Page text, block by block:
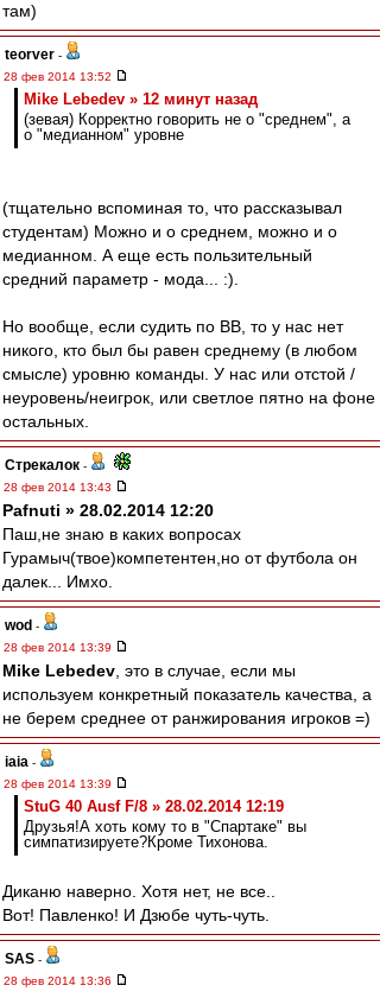
там)
teorver -
28 фев 2014 13:52
Mike Lebedev » 12 минут назад
(зевая) Корректно говорить не о "среднем", а
о "медианном" уровне
(тщательно вспоминая то, что рассказывал
студентам) Можно и о среднем, можно и о
медианном. А еще есть пользительный
средний параметр - мода... :).
Но вообще, если судить по ВВ, то у нас нет
никого, кто был бы равен среднему (в любом
смысле) уровню команды. У нас или отстой /
неуровень/неигрок, или светлое пятно на фоне
остальных.
Стрекалок -
28 фев 2014 13:43
Pafnuti » 28.02.2014 12:20
Паш,не знаю в каких вопросах
Гурамыч(твое)компетентен,но от футбола он
далек... Имхо.
wod -
28 фев 2014 13:39
Mike Lebedev , это в случае, если мы
используем конкретный показатель качества, а
не берем среднее от ранжирования игроков =)
iaia -
28 фев 2014 13:39
StuG 40 Ausf F/8 » 28.02.2014 12:19
Друзья!А хоть кому то в "Спартаке" вы
симпатизируете?Кроме Тихонова.
Диканю наверно. Хотя нет, не все..
Вот! Павленко! И Дзюбе чуть-чуть.
SAS -
28 фев 2014 13:36